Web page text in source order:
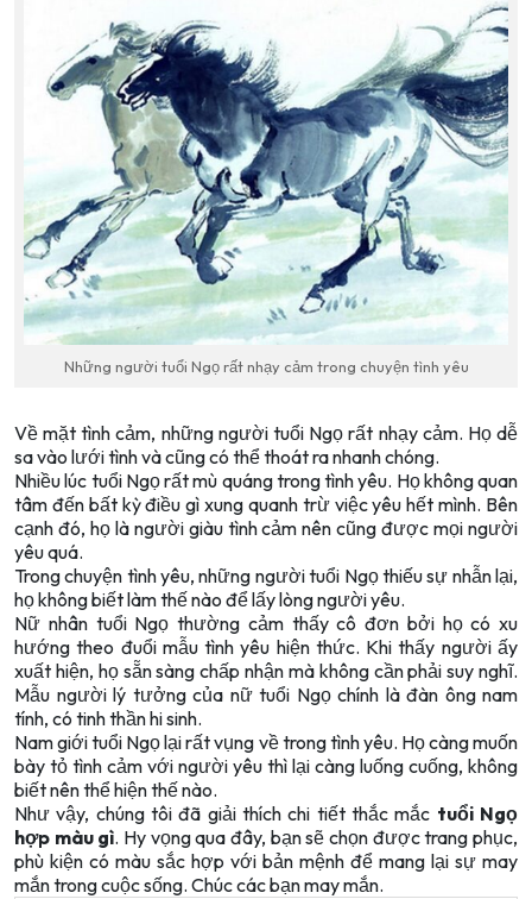
Những người tuổi Ngọ rất nhạy cảm trong chuyện tình yêu
Về mặt tình cảm, những người tuổi Ngọ rất nhạy cảm. Họ dễ
sa vào lưới tình và cũng có thể thoát ra nhanh chóng.
Nhiều lúc tuổi Ngọ rất mù quáng trong tình yêu. Họ không quan
tâm đến bất kỳ điều gì xung quanh trừ việc yêu hết mình. Bên
cạnh đó, họ là người giàu tình cảm nên cũng được mọi người
yêu quá.
Trong chuyện tình yêu, những người tuổi Ngọ thiếu sự nhẫn lại,
họ không biết làm thế nào để lấy lòng người yêu.
Nữ nhân tuổi Ngọ thường cảm thấy cô đơn bởi họ có xu
hướng theo đuổi mẫu tình yêu hiện thức. Khi thấy người ấy
xuất hiện, họ sẵn sàng chấp nhận mà không cần phải suy nghĩ.
Mẫu người lý tưởng của nữ tuổi Ngọ chính là đàn ông nam
tính, có tinh thần hi sinh.
Nam giới tuổi Ngọ lại rất vụng về trong tình yêu. Họ càng muốn
bày tỏ tình cảm với người yêu thì lại càng luống cuống, không
biết nên thể hiện thế nào.
Như vậy, chúng tôi đã giải thích chi tiết thắc mắc tuổi Ngọ
hợp màu gì. Hy vọng qua đây, bạn sẽ chọn được trang phục,
phù kiện có màu sắc hợp với bản mệnh để mang lại sự may
mắn trong cuộc sống. Chúc các bạn may mắn.